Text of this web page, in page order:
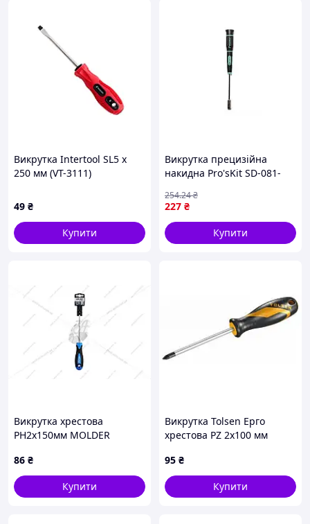
Викрутка Intertool SL5 х
250 мм (VT-3111)
49 ₴
Купити
Викрутка прецизійна
накидна Pro'sKit SD-081-
227 ₴
254.24₴
Купити
Викрутка хрестова
PH2х150мм MOLDER
86 ₴
Купити
Викрутка Tolsen Ерго
хрестова PZ 2х100 мм
95 ₴
Купити